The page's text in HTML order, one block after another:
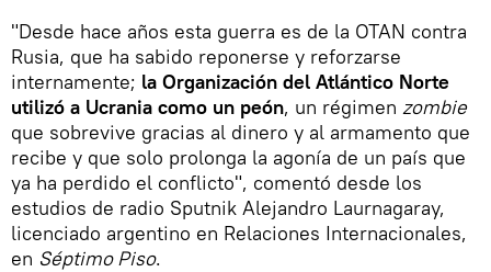
"Desde hace años esta guerra es de la OTAN contra
Rusia, que ha sabido reponerse y reforzarse
internamente; la Organización del Atlántico Norte
utilizó a Ucrania como un peón, un régimen zombie
que sobrevive gracias al dinero y al armamento que
recibe y que solo prolonga la agonía de un país que
ya ha perdido el conflicto", comentó desde los
estudios de radio Sputnik Alejandro Laurnagaray,
licenciado argentino en Relaciones Internacionales,
en Séptimo Piso.